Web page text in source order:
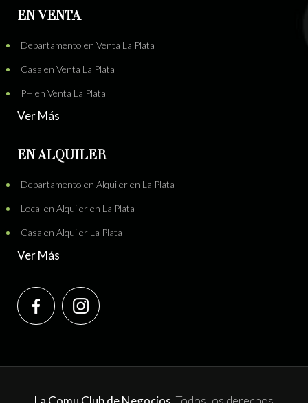
EN VENTA
Departamento en Venta La Plata
Casa en Venta La Plata
PH en Venta La Plata
Ver Más
EN ALQUILER
Departamento en Alquiler en La Plata
Local en Alquiler en La Plata
Casa en Alquiler La Plata
Ver Más